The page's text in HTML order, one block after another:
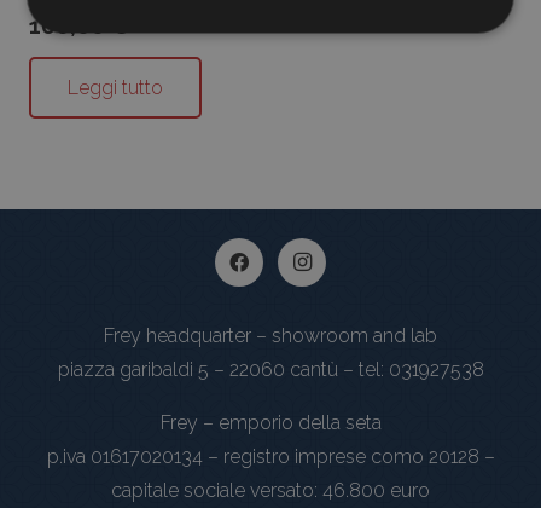
160,00
Leggi tutto
Frey headquarter – showroom and lab
piazza garibaldi 5 – 22060 cantù – tel: 031927538
Frey – emporio della seta
p.iva 01617020134 – registro imprese como 20128 –
capitale sociale versato: 46.800 euro